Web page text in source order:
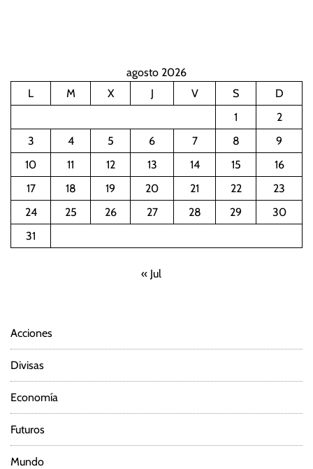
agosto 2026
L
M X J V S
D
1
2
3
4 5 6 7 8
9
10
11 12 13 14 15
16
17
18 19 20 21 22
23
24
25 26 27 28 29
30
31
« Jul
Acciones
Divisas
Economía
Futuros
Mundo